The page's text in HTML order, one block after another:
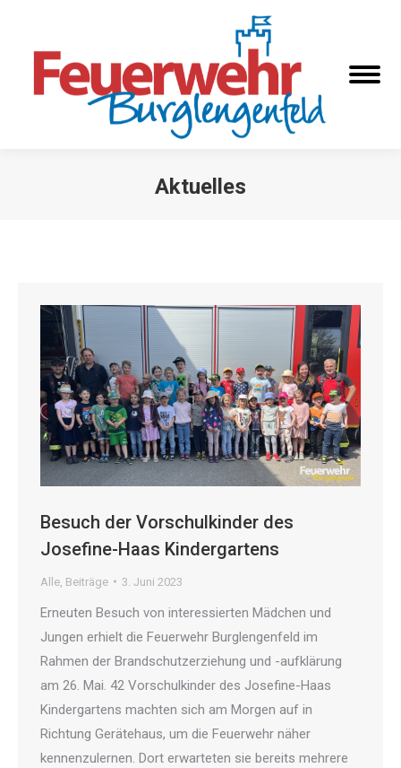
Aktuelles
Besuch der Vorschulkinder des
Josefine-Haas Kindergartens
Alle Beiträge 3. Juni 2023
Erneuten Besuch von interessierten Mädchen und
Jungen erhielt die Feuerwehr Burglengenfeld im
Rahmen der Brandschutzerziehung und -aufklärung
am 26. Mai. 42 Vorschulkinder des Josefine-Haas
Kindergartens machten sich am Morgen auf in
Richtung Gerätehaus, um die Feuerwehr näher
kennenzulernen. Dort erwarteten sie bereits mehrere